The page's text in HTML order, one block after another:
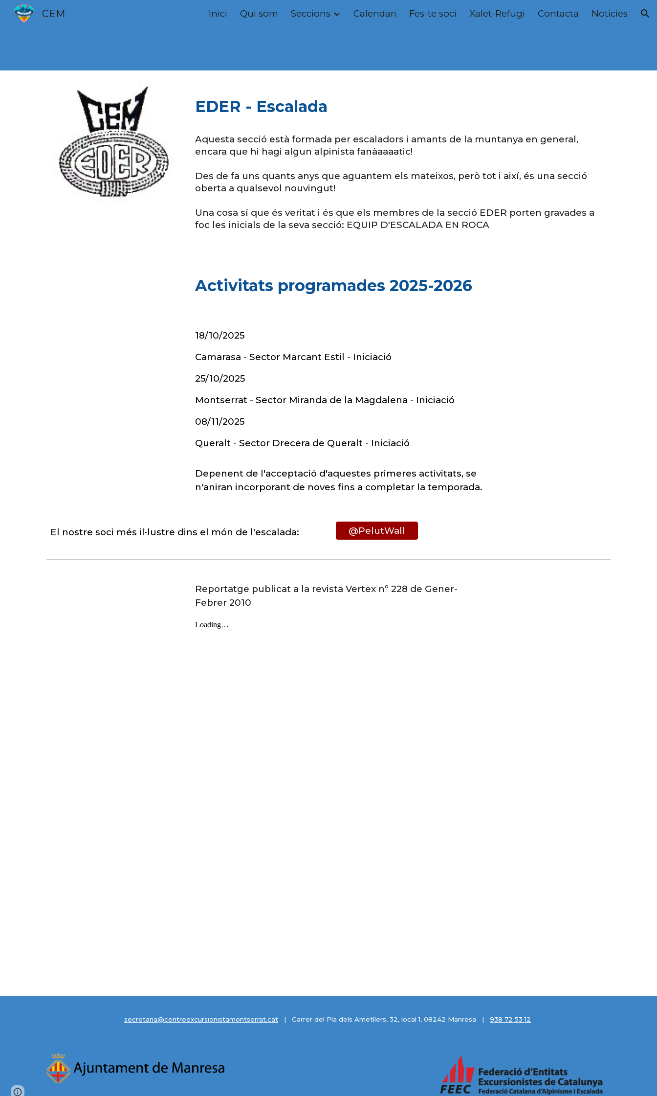
Skip to main content Skip to navigation
CEM Inici Qui som Seccions Calendari Fes-te soci Xalet-Refugi Contacta Notícies
EDER - Escalada
Aquesta secció està formada per escaladors i amants de la muntanya en general,
encara que hi hagi algun alpinista fanàaaaatic!
Des de fa uns quants anys que aguantem els mateixos, però tot i així, és una secció
oberta a qualsevol nouvingut!
Una cosa sí que és veritat i és que els membres de la secció EDER porten gravades a
foc les inicials de la seva secció: EQUIP D'ESCALADA EN ROCA
Activitats programades 2025-2026
18/10/2025
Camarasa - Sector Marcant Estil - Iniciació
25/10/2025
Montserrat - Sector Miranda de la Magdalena - Iniciació
08/11/2025
Queralt - Sector Drecera de Queralt - Iniciació
Depenent de l'acceptació d'aquestes primeres activitats, se
n'aniran incorporant de noves fins a completar la temporada.
El nostre soci més il·lustre dins el món de l'escalada: @PelutWall
Reportatge publicat a la revista Vertex nº 228 de Gener-
Febrer 2010
secretaria@centreexcursionistamontserrat.cat | Carrer del Pla dels Ametllers, 32, local 1, 08242 Manresa | 938 72 53 12